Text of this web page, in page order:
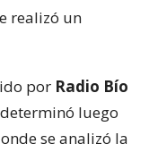
realizó un
por Radio Bío
luego
se analizó la